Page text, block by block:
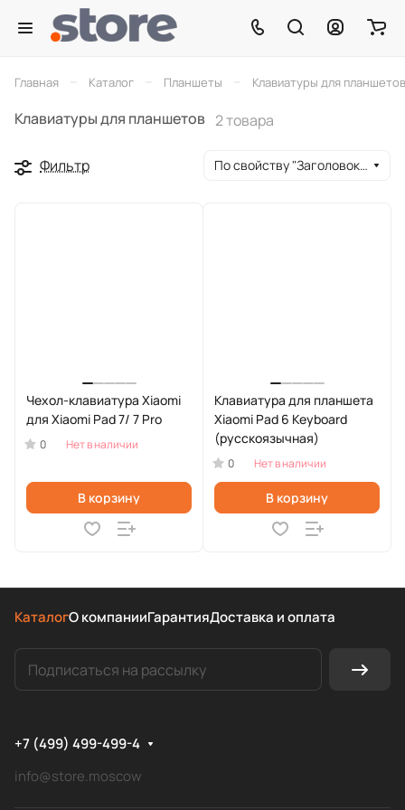
Главная Каталог Планшеты Клавиатуры для планшетов
Клавиатуры для планшетов 2 товара
Фильтр По свойству "Заголовок окна браузера" (убывание)
Чехол-клавиатура Xiaomi
для Xiaomi Pad 7/ 7 Pro
0 Нет в наличии
В корзину
Клавиатура для планшета
Xiaomi Pad 6 Keyboard
(русскоязычная)
0 Нет в наличии
В корзину
КаталогО компанииГарантияДоставка и оплата
+7 (499) 499-499-4
info@store.moscow